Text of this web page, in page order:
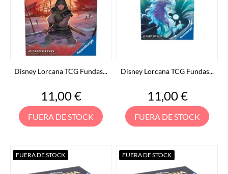
Disney Lorcana TCG Fundas...
Precio
11,00 €
FUERA DE STOCK
Disney Lorcana TCG Fundas...
Precio
11,00 €
FUERA DE STOCK
FUERA DE STOCK FUERA DE STOCK